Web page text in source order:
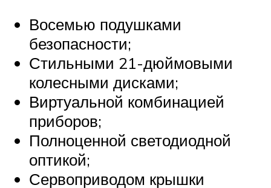
Восемью подушками
безопасности;
Стильными 21-дюймовыми
колесными дисками;
Виртуальной комбинацией
приборов;
Полноценной светодиодной
оптикой;
Сервоприводом крышки